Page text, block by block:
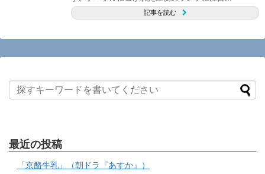
記事を読む
最近の投稿
「京酪牛乳」（朝ドラ『あすか』）